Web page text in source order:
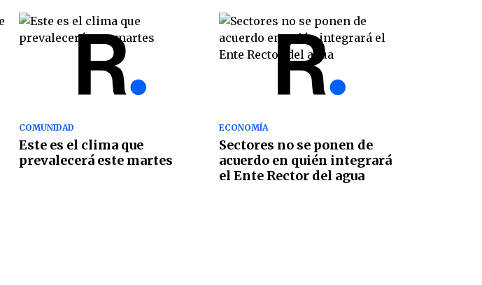
COMUNIDAD
Este es el clima que
prevalecerá este martes
ECONOMÍA
Sectores no se ponen de
acuerdo en quién integrará
el Ente Rector del agua